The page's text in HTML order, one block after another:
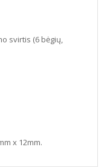
svirtis (6 bėgių,
x 12mm.